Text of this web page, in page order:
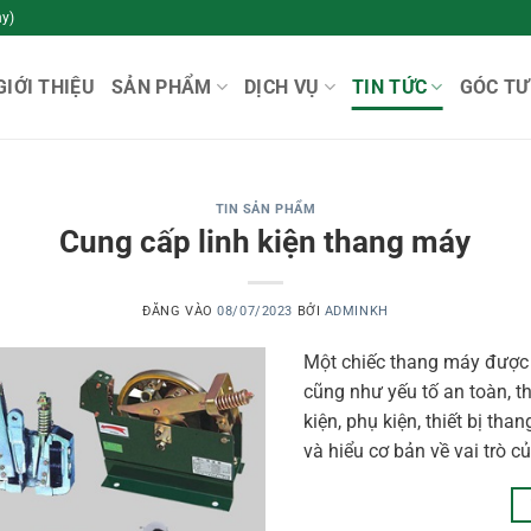
THIỆU SẢN PHẨM DỊCH VỤ TIN TỨC GÓC
TIN SẢN PHẨM
Cung cấp linh kiện thang máy
ĐĂNG VÀO08/07/2023 BỞI ADMINKH
Một chiếc thang máy
cũng như yếu tố an toàn,
kiện, phụ kiện, thiết bị
và hiểu cơ bản về vai trò